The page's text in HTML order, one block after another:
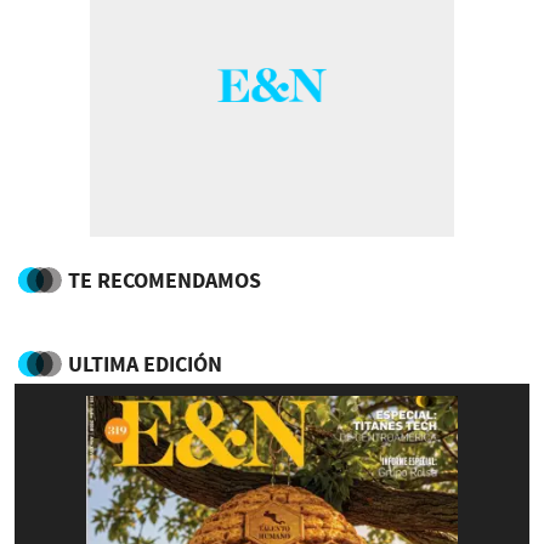
TE RECOMENDAMOS
ULTIMA EDICIÓN